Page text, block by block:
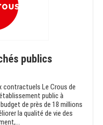
publics
contractuels Le Crous de
public à
de près de 18 millions
la qualité de vie des